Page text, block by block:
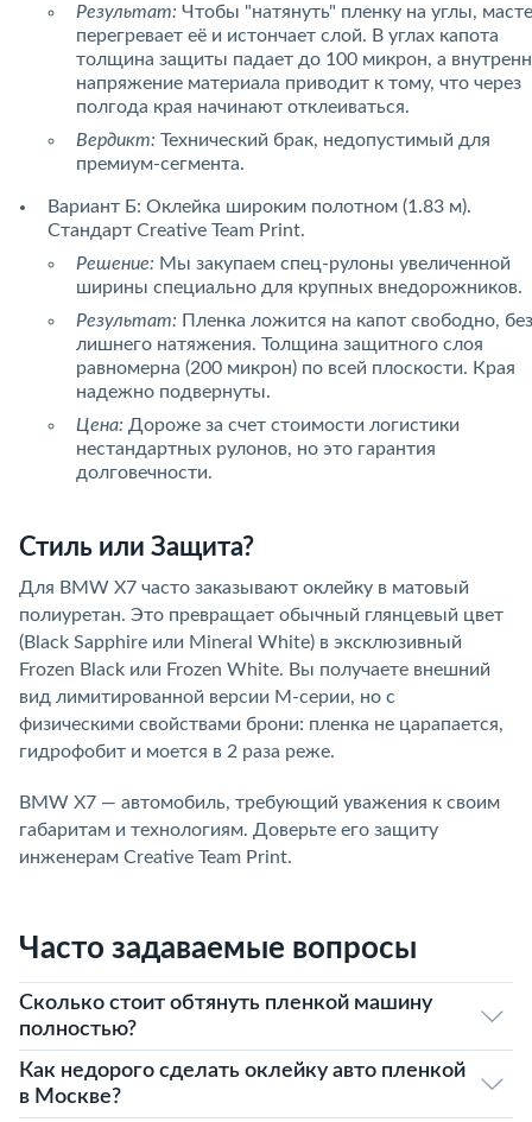
Результат: Чтобы "натянуть" пленку на углы,
перегревает её и истончает слой. В углах капота
толщина защиты падает до 100 микрон, а
напряжение материала приводит к тому, что через
полгода края начинают отклеиваться.
Вердикт: Технический брак, недопустимый для
премиум-сегмента.
Вариант Б: Оклейка широким полотном (1.83 м).
Стандарт Creative Team Print.
Решение: Мы закупаем спец-рулоны увеличенной
ширины специально для крупных внедорожников.
Результат: Пленка ложится на капот свободно, без
лишнего натяжения. Толщина защитного слоя
равномерна (200 микрон) по всей плоскости. Края
надежно подвернуты.
Цена: Дороже за счет стоимости логистики
нестандартных рулонов, но это гарантия
долговечности.
Стиль или Защита?
Для BMW X7 часто заказывают оклейку в матовый
полиуретан. Это превращает обычный глянцевый цвет
(Black Sapphire или Mineral White) в эксклюзивный
Frozen Black или Frozen White. Вы получаете внешний
вид лимитированной версии M-серии, но с
физическими свойствами брони: пленка не царапается,
гидрофобит и моется в 2 раза реже.
BMW X7 — автомобиль, требующий уважения к своим
габаритам и технологиям. Доверьте его защиту
инженерам Creative Team Print.
Часто задаваемые вопросы
Сколько стоит обтянуть пленкой машину
полностью?
Как недорого сделать оклейку авто пленкой
в Москве?